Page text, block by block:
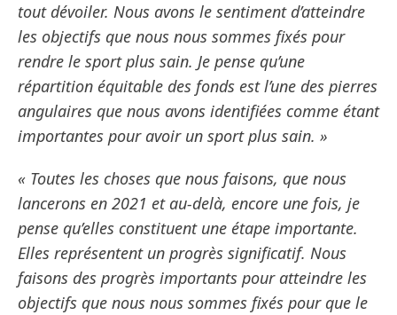
tout dévoiler. Nous avons le sentiment d’atteindre
les objectifs que nous nous sommes fixés pour
rendre le sport plus sain. Je pense qu’une
répartition équitable des fonds est l’une des pierres
angulaires que nous avons identifiées comme étant
importantes pour avoir un sport plus sain. »
« Toutes les choses que nous faisons, que nous
lancerons en 2021 et au-delà, encore une fois, je
pense qu’elles constituent une étape importante.
Elles représentent un progrès significatif. Nous
faisons des progrès importants pour atteindre les
objectifs que nous nous sommes fixés pour que le